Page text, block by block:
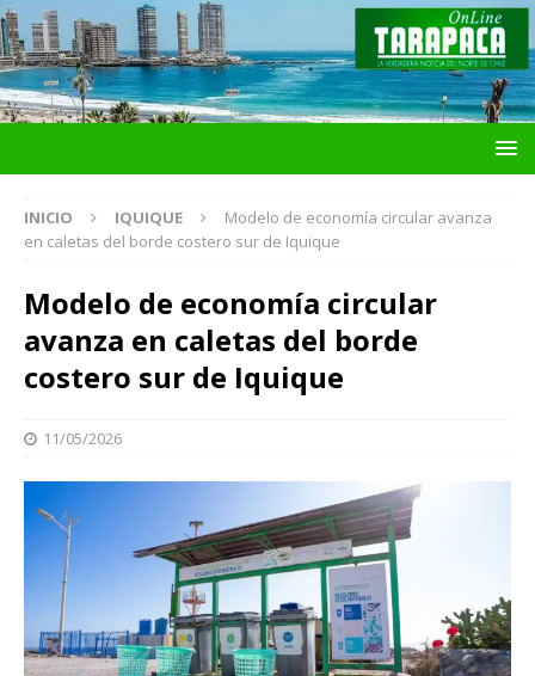
INICIO IQUIQUE
Modelo de economía circular avanza
en caletas del borde costero sur de Iquique
Modelo de economía circular
avanza en caletas del borde
costero sur de Iquique
11/05/2026